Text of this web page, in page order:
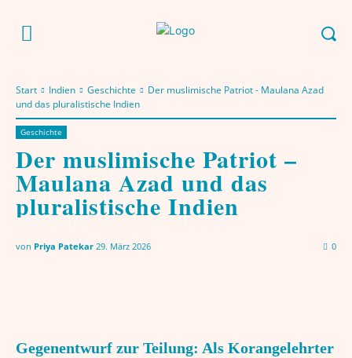
Start Indien Geschichte
Der muslimische Patriot - Maulana Azad
und das pluralistische Indien
Geschichte
Der muslimische Patriot –
Maulana Azad und das
pluralistische Indien
von Priya Patekar 29. März 2026 0
Gegenentwurf zur Teilung: Als Korangelehrter